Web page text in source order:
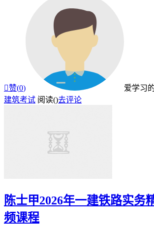
赞(0) 爱学习
建筑考试 阅读()去评论
陈士甲2026年一建铁路实务
频课程